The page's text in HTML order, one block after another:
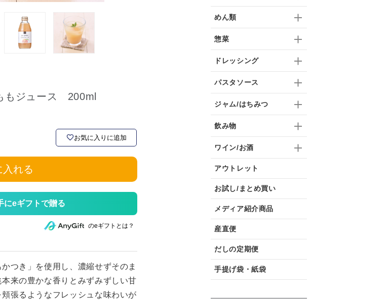
もジュース 200ml
お気に入りに追加
入れる
にeギフトで贈る
のeギフトとは？
つき」を使用し、濃縮せずそのま
来の豊かな香りとみずみずしい甘
張るようなフレッシュな味わいが
めん類
惣菜
ドレッシング
パスタソース
ジャム/はちみつ
飲み物
ワイン/お酒
アウトレット
お試し/まとめ買い
メディア紹介商品
産直便
だしの定期便
手提げ袋・紙袋